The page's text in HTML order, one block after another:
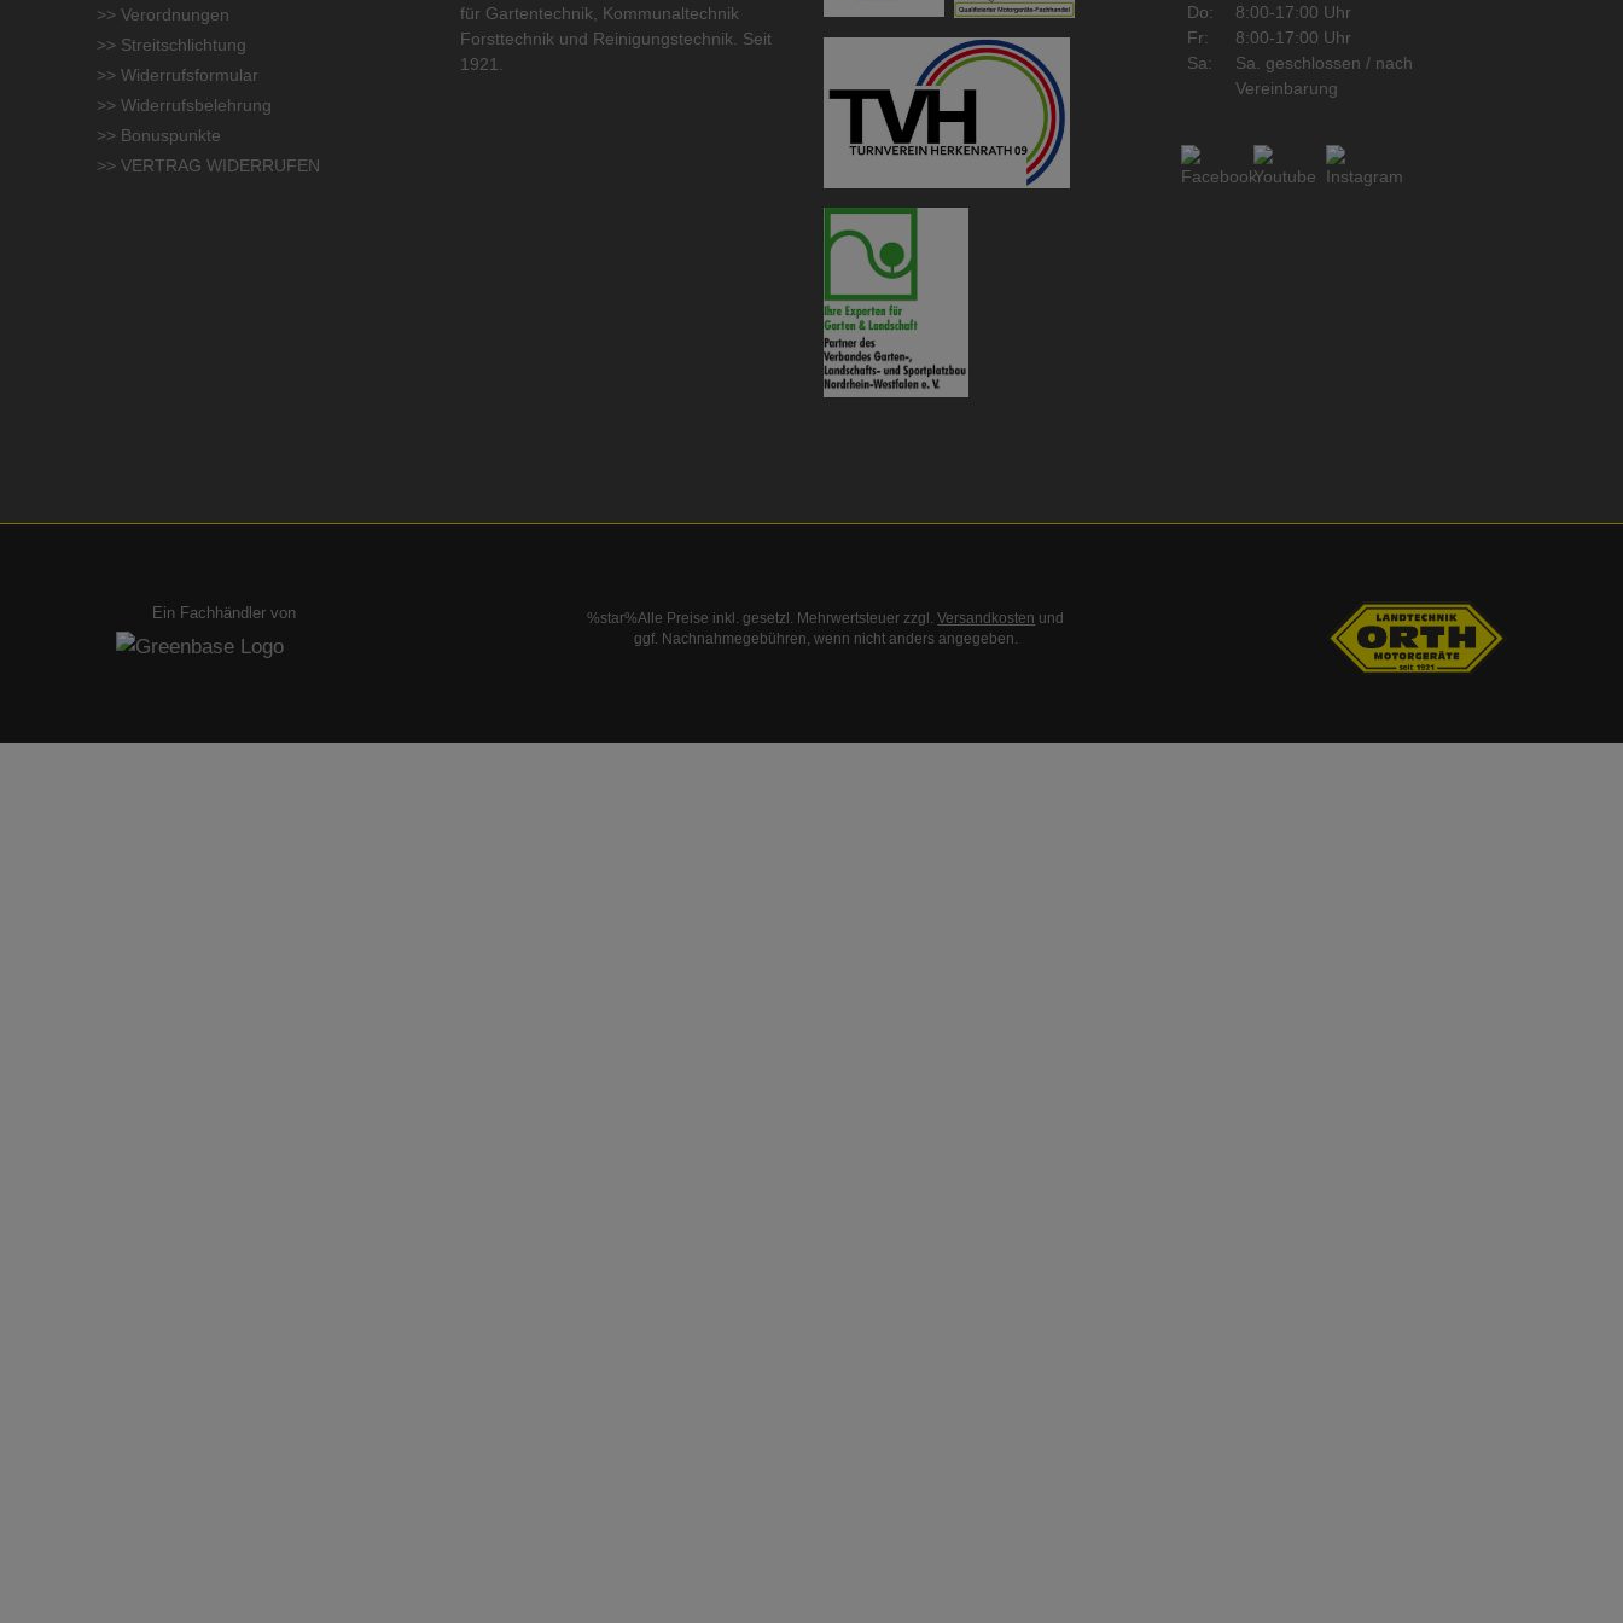
>> Verordnungen
>> Streitschlichtung
>> Widerrufsformular
>> Widerrufsbelehrung
>> Bonuspunkte
>> VERTRAG WIDERRUFEN
für Gartentechnik
Kommunaltechnik
Forsttechnik und Reinigungstechnik . Seit
1921.
Do:
8:00-17:00 Uhr
Fr:
8:00-17:00 Uhr
Sa:
Sa. geschlossen / nach
Vereinbarung
Ein Fachhändler von %star%Alle Preise inkl. gesetzl. Mehrwertsteuer zzgl.Versandkosten und
ggf. Nachnahmegebühren, wenn nicht anders angegeben.